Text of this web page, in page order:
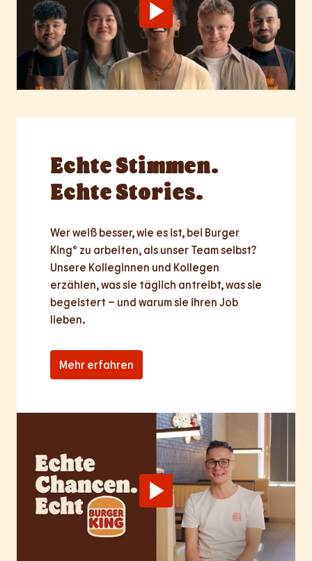
EchteStimmen.
Echte Stories.
Wer weiß besser, wie es ist, bei Burger
King® zu arbeiten, als unser Team selbst?
Unsere Kolleginnen und Kollegen
erzählen, was sie täglich antreibt, was sie
begeistert – und warum sie ihren Job
lieben.
Mehr erfahren